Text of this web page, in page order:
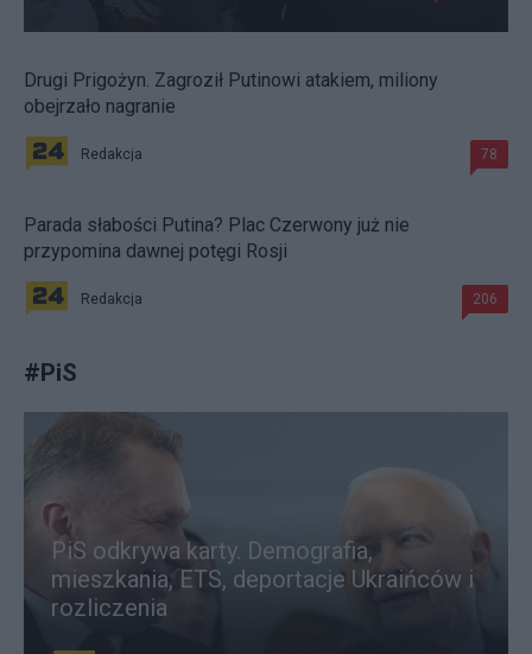
Drugi Prigożyn. Zagroził Putinowi atakiem, miliony
obejrzało nagranie
Redakcja 78
Parada słabości Putina? Plac Czerwony już nie
przypomina dawnej potęgi Rosji
Redakcja 206
#PiS
PiS odkrywa karty. Demografia,
mieszkania, ETS, deportacje Ukraińców i
rozliczenia